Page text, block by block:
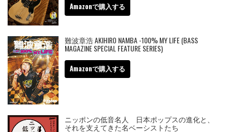
Amazonで購入する
難波章浩 AKIHIRO NAMBA -100% MY LIFE (BASS
MAGAZINE SPECIAL FEATURE SERIES)
Amazonで購入する
ニッポンの低音名人 日本ポップスの進化と、
それを支えてきた名ベーシストたち